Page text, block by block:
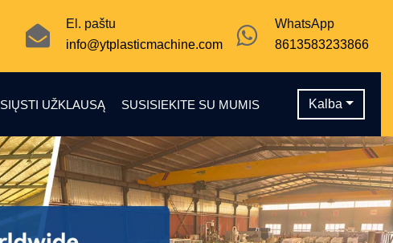
WhatsApp
8613583233866
El. paštu
info@ytplasticmachine.com
SIŲSTI UŽKLAUSĄ SUSISIEKITE SU MUMIS Kalba